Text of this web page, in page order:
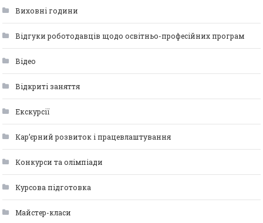
Виховні години
Відгуки роботодавців щодо освітньо-професійних програм
Відео
Відкриті заняття
Екскурсії
Кар’єрний розвиток і працевлаштування
Конкурси та олімпіади
Курсова підготовка
Майстер-класи